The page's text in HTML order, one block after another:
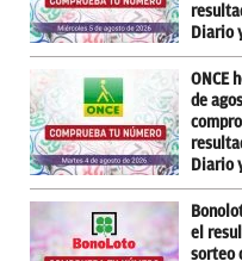
Diario
ONCE
de
Diario
el
sorteo